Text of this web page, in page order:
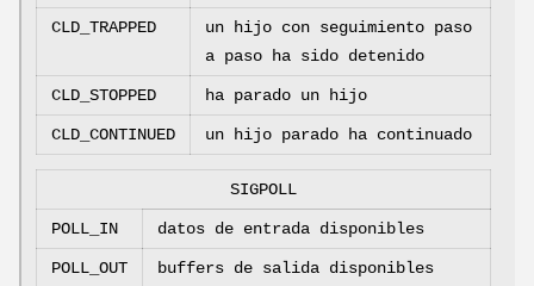
CLD_TRAPPED
un hijo con seguimiento paso
a paso ha sido detenido
CLD_STOPPED ha parado un hijo
CLD_CONTINUED un hijo parado ha continuado
SIGPOLL
POLL_IN datos de entrada disponibles
POLL_OUT buffers de salida disponibles